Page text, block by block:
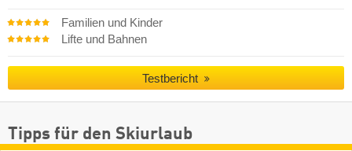
Familien und Kinder
Lifte und Bahnen
Testbericht
Tipps für den Skiurlaub